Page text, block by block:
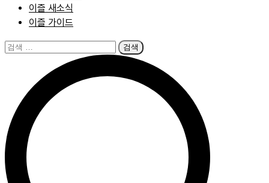
이즐 새소식
이즐 가이드
검